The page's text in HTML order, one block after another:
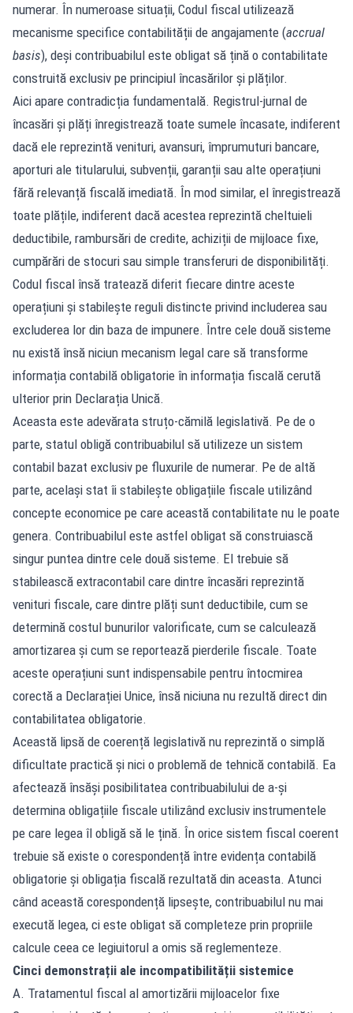
numerar. În numeroase situații, Codul fiscal utilizează
mecanisme specifice contabilității de angajamente (accrual
basis), deși contribuabilul este obligat să țină o contabilitate
construită exclusiv pe principiul încasărilor și plăților.
Aici apare contradicția fundamentală. Registrul-jurnal de
încasări și plăți înregistrează toate sumele încasate, indiferent
dacă ele reprezintă venituri, avansuri, împrumuturi bancare,
aporturi ale titularului, subvenții, garanții sau alte operațiuni
fără relevanță fiscală imediată. În mod similar, el înregistrează
toate plățile, indiferent dacă acestea reprezintă cheltuieli
deductibile, rambursări de credite, achiziții de mijloace fixe,
cumpărări de stocuri sau simple transferuri de disponibilități.
Codul fiscal însă tratează diferit fiecare dintre aceste
operațiuni și stabilește reguli distincte privind includerea sau
excluderea lor din baza de impunere. Între cele două sisteme
nu există însă niciun mecanism legal care să transforme
informația contabilă obligatorie în informația fiscală cerută
ulterior prin Declarația Unică.
Aceasta este adevărata struțo-cămilă legislativă. Pe de o
parte, statul obligă contribuabilul să utilizeze un sistem
contabil bazat exclusiv pe fluxurile de numerar. Pe de altă
parte, același stat îi stabilește obligațiile fiscale utilizând
concepte economice pe care această contabilitate nu le poate
genera. Contribuabilul este astfel obligat să construiască
singur puntea dintre cele două sisteme. El trebuie să
stabilească extracontabil care dintre încasări reprezintă
venituri fiscale, care dintre plăți sunt deductibile, cum se
determină costul bunurilor valorificate, cum se calculează
amortizarea și cum se reportează pierderile fiscale. Toate
aceste operațiuni sunt indispensabile pentru întocmirea
corectă a Declarației Unice, însă niciuna nu rezultă direct din
contabilitatea obligatorie.
Această lipsă de coerență legislativă nu reprezintă o simplă
dificultate practică și nici o problemă de tehnică contabilă. Ea
afectează însăși posibilitatea contribuabilului de a-și
determina obligațiile fiscale utilizând exclusiv instrumentele
pe care legea îl obligă să le țină. În orice sistem fiscal coerent
trebuie să existe o corespondență între evidența contabilă
obligatorie și obligația fiscală rezultată din aceasta. Atunci
când această corespondență lipsește, contribuabilul nu mai
execută legea, ci este obligat să completeze prin propriile
calcule ceea ce legiuitorul a omis să reglementeze.
Cinci demonstrații ale incompatibilității sistemice
A. Tratamentul fiscal al amortizării mijloacelor fixe